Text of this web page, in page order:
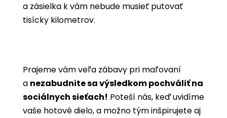
a zásielka k vám nebude musieť putovať
tisícky kilometrov.
Prajeme vám veľa zábavy pri maľovaní
a nezabudnite sa výsledkom pochváliť na
sociálnych sieťach! Poteší nás, keď uvidíme
vaše hotové dielo, a možno tým inšpirujete aj